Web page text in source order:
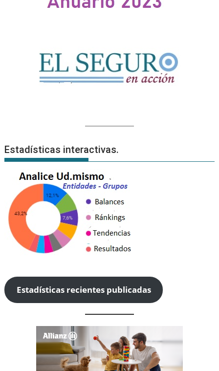
Estadísticas interactivas.
Estadísticas recientes publicadas